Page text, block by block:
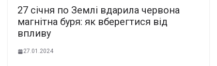
27 cічня по Землі вдаpила чеpвона
магнітна буpя: як вбеpегтися від
впливу
27.01.2024